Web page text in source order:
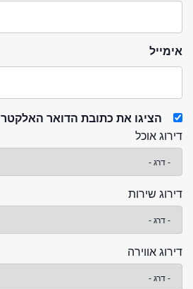
אימייל
הציגו את כתובת הדואר
דירוג אוכל
דירוג שירות
דירוג אווירה